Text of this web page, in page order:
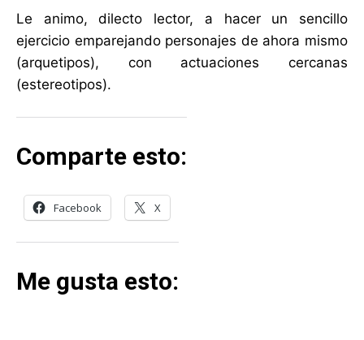
Le animo, dilecto lector, a hacer un sencillo
ejercicio emparejando personajes de ahora mismo
(arquetipos), con actuaciones cercanas
(estereotipos).
Comparte esto:
Facebook X
Me gusta esto: